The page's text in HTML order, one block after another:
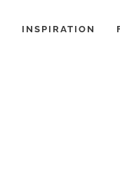
INSPIRATION